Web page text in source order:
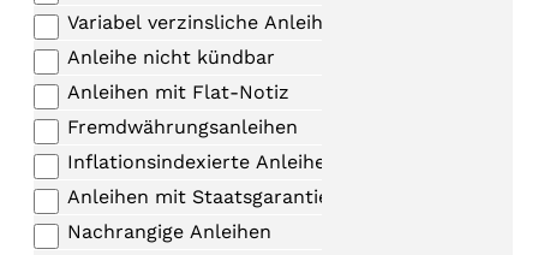
Variabel verzinsliche Anleihen
Anleihe nicht kündbar
Anleihen mit Flat-Notiz
Fremdwährungsanleihen
Inflationsindexierte Anleihen
Anleihen mit Staatsgarantie
Nachrangige Anleihen